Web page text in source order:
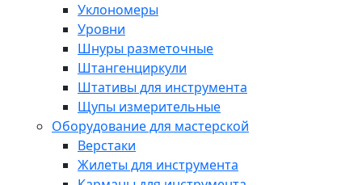
Уклономеры
Уровни
Шнуры разметочные
Штангенциркули
Штативы для инструмента
Щупы измерительные
Оборудование для мастерской
Верстаки
Жилеты для инструмента